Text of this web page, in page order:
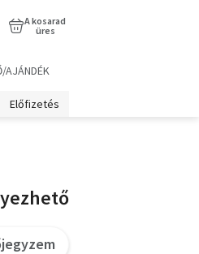
A kosarad
üres
AJÁNDÉK
Előfizetés